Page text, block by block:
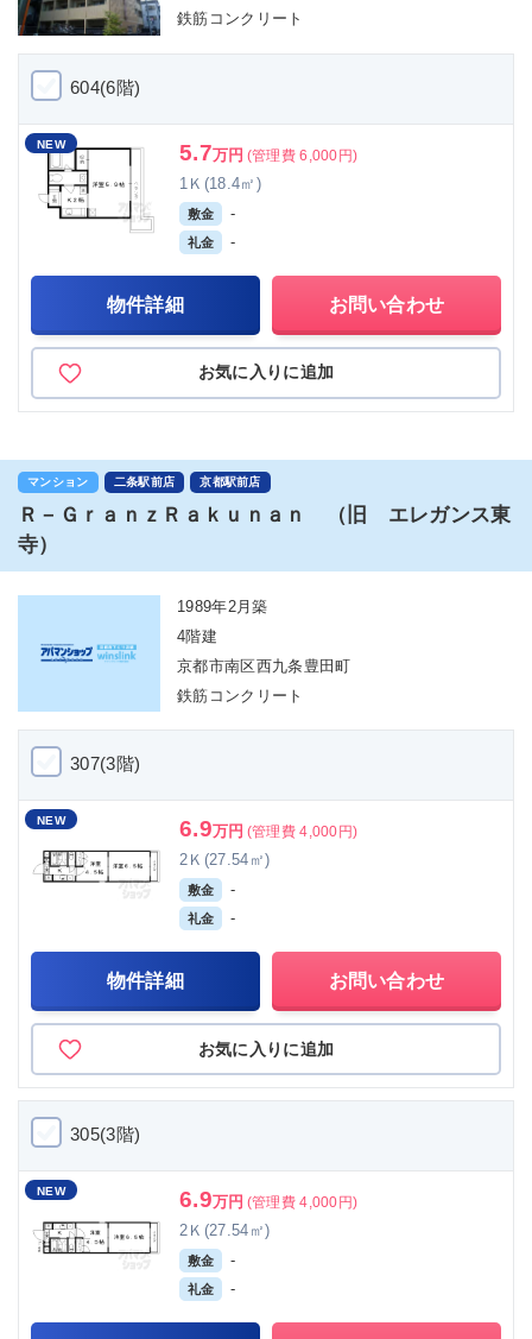
鉄筋コンクリート
604(6階)
NEW 5.7万円 (管理費 6,000円)
1Ｋ(18.4㎡)
敷金 -
礼金 -
物件詳細 お問い合わせ
お気に入りに追加
マンション 二条駅前店 京都駅前店
Ｒ－ＧｒａｎｚＲａｋｕｎａｎ （旧 エレガンス東
寺）
1989年2月築
4階建
京都市南区西九条豊田町
鉄筋コンクリート
307(3階)
NEW 6.9万円 (管理費 4,000円)
2Ｋ(27.54㎡)
敷金 -
礼金 -
物件詳細 お問い合わせ
お気に入りに追加
305(3階)
NEW 6.9万円 (管理費 4,000円)
2Ｋ(27.54㎡)
敷金 -
礼金 -